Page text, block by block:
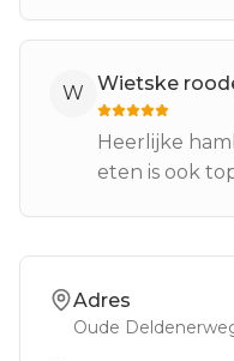
W Wietske
Heerlijke
eten is ook
Adres
Oude